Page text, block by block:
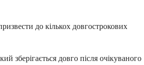
до кількох довгострокових
зберігається довго після очікуваного